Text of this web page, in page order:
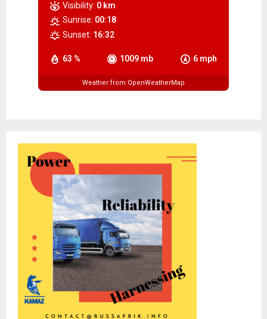
63 % 1009 mb 6 mph
Visibility: 0 km
Sunrise: 00:18
Sunset: 16:32
Weather from OpenWeatherMap